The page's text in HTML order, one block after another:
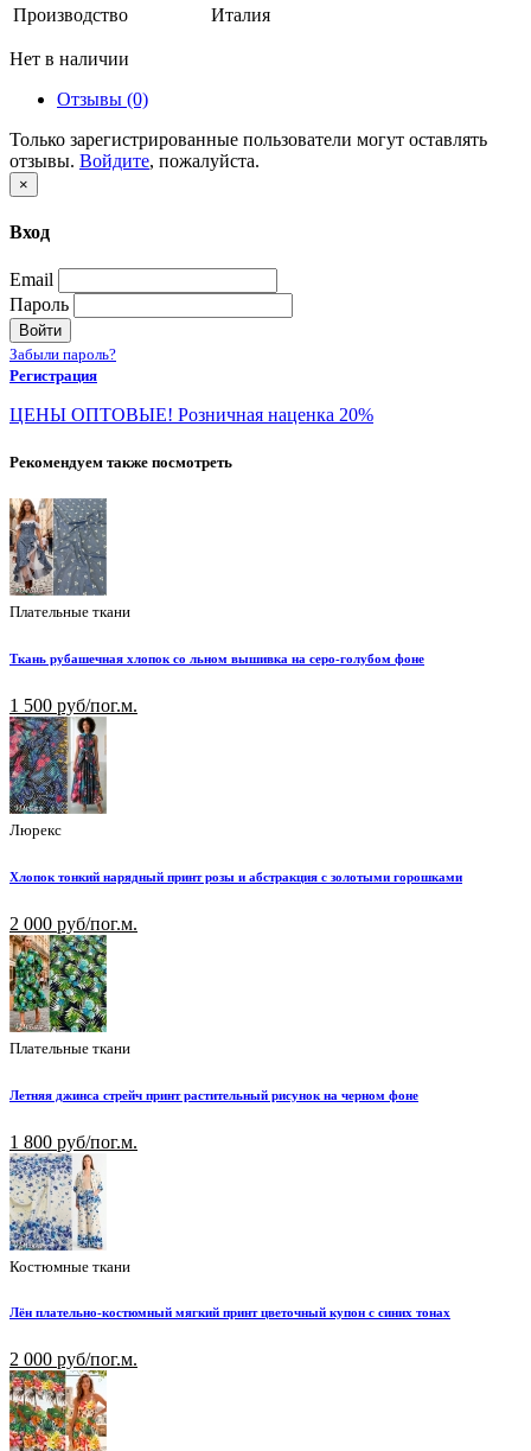
Производство
Италия
Нет в наличии
Отзывы (0)
Только зарегистрированные пользователи могут оставлять
отзывы. Войдите, пожалуйста.
×
Вход
Email
Пароль
Войти
Забыли пароль?
Регистрация
ЦЕНЫ ОПТОВЫЕ! Розничная наценка 20%
Рекомендуем также посмотреть
Плательные ткани
Ткань рубашечная хлопок со льном вышивка на серо-голубом фоне
1 500 руб/пог.м.
Люрекс
Хлопок тонкий нарядный принт розы и абстракция с золотыми горошками
2 000 руб/пог.м.
Плательные ткани
Летняя джинса стрейч принт растительный рисунок на черном фоне
1 800 руб/пог.м.
Костюмные ткани
Лён плательно-костюмный мягкий принт цветочный купон с синих тонах
2 000 руб/пог.м.